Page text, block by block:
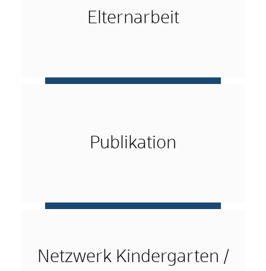
Elternarbeit
Publikation
Netzwerk Kindergarten /